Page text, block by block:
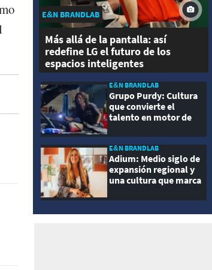
E&N BRANDLAB
Más allá de la pantalla: así
redefine LG el futuro de los
espacios inteligentes
E&N BRANDLAB
Grupo Purdy: Cultura
que convierte el
talento en motor de
E&N BRANDLAB
Adium: Medio siglo de
expansión regional y
una cultura que marca